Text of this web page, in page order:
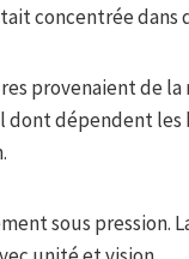
concentrée
provenaient de
dépendent
sous pression.